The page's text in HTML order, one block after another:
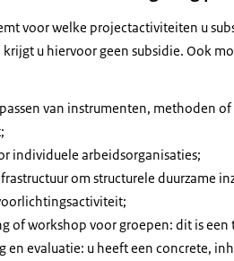
voor welke projectactiviteiten u
u hiervoor geen subsidie. Ook
van instrumenten, methoden
individuele arbeidsorganisaties;
om structurele duurzame
of workshop voor groepen: dit is
evaluatie: u heeft een concrete,